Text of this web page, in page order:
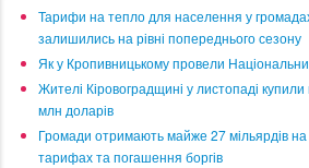
​Тарифи на тепло для населення у
залишились на рівні попереднього сезону
​Як у Кропивницькому провели
​Жителі Кіровоградщині у листопаді
млн доларів
​Громади отримають майже 27 мільярдів на
тарифах та погашення боргів